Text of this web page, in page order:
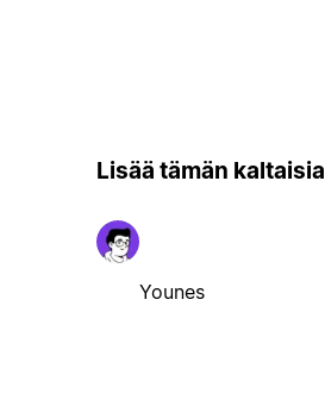
Lisää tämän kaltaisia
Younes